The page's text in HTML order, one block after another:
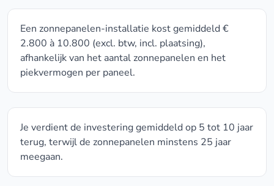
Een zonnepanelen-installatie kost gemiddeld €
2.800 à 10.800 (excl. btw, incl. plaatsing),
afhankelijk van het aantal zonnepanelen en het
piekvermogen per paneel.
Je verdient de investering gemiddeld op 5 tot 10 jaar
terug, terwijl de zonnepanelen minstens 25 jaar
meegaan.